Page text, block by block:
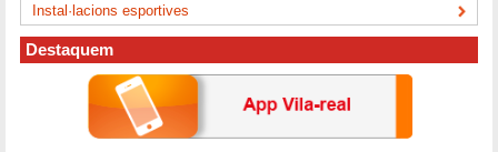
Instal·lacions esportives
Destaquem